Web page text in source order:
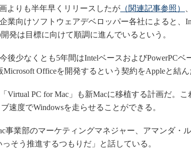
よりも半年早くリリースしたが （関連記事参照）
業向けソフトウェアデベロッパー各社によると、
発は目標に向けて順調に進んでいるという。
後少なくとも5年間はIntelベースおよびPowerPCベ
Microsoft Officeを開発するという契約をAppleと結ん
Virtual PC for Mac」も新Macに移植する計画だ。
速度でWindowsを走らせることができる。
事業部のマーケティングマネジャー、アマンダ・ル
っそう推進するつもりだ」と話している。